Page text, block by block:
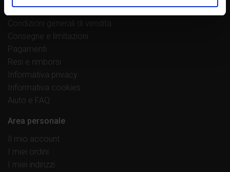
Link utili
Condizioni generali di vendita
Consegne e limitazioni
Pagamenti
Resi e rimborsi
Informativa privacy
Informativa cookies
Aiuto e FAQ
Area personale
Il mio account
I miei ordini
I miei indirizzi